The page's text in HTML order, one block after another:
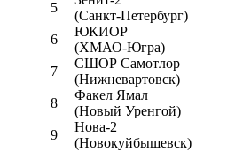
5
(Санкт-Петербург)
6
ЮКИОР
(ХМАО-Югра)
7
СШОР Самотлор
(Нижневартовск)
8
Факел Ямал
(Новый Уренгой)
9
Нова-2
(Новокуйбышевск)